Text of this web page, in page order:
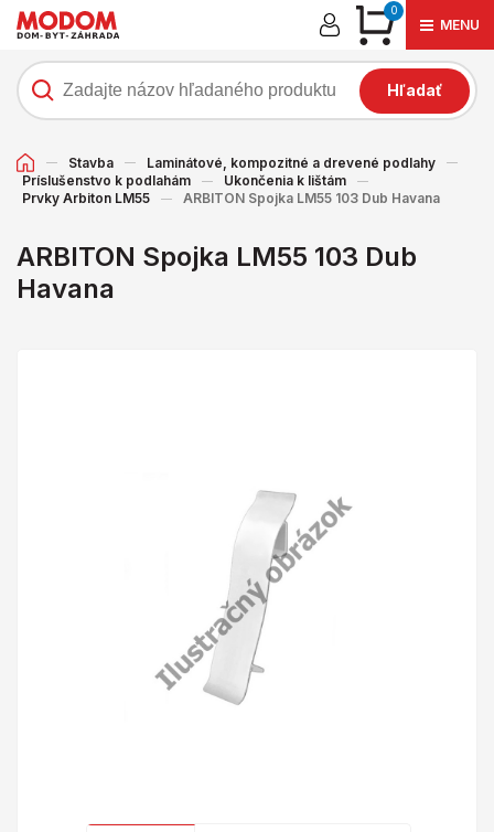
0
MENU
Hľadať
Stavba
Laminátové, kompozitné a drevené podlahy
Príslušenstvo k podlahám
Ukončenia k lištám
Prvky Arbiton LM55
ARBITON Spojka LM55 103 Dub Havana
ARBITON Spojka LM55 103 Dub
Havana